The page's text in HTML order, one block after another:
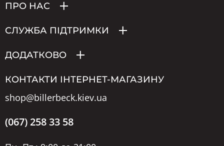
ПРО НАС
СЛУЖБА ПІДТРИМКИ
ДОДАТКОВО
КОНТАКТИ ІНТЕРНЕТ-МАГАЗИНУ
shop@billerbeck.kiev.ua
(067) 258 33 58